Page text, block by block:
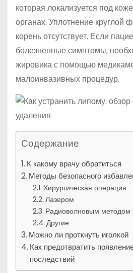
которая локализуется под
органах. Уплотнение круглой
корень отсутствует. Если
болезненные симптомы,
жировика с помощью
малоинвазивных процедур.
Содержание
К какому врачу обратиться
Методы безопасного
Хирургическая операция
Лазером
Радиоволновым методом
Другие
Можно ли проткнуть иголкой
Как предотвратить
последствий